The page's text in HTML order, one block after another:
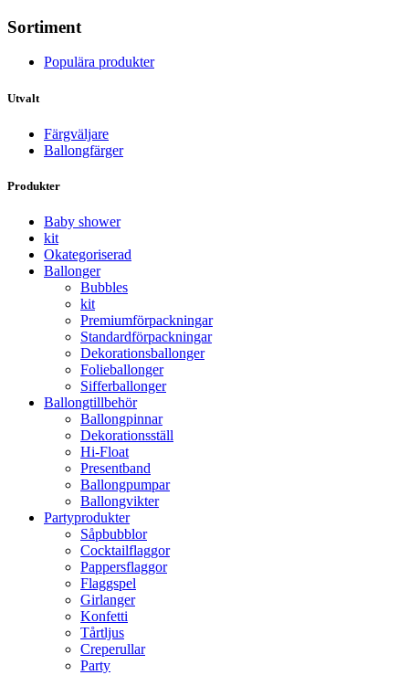
Sortiment
Populära produkter
Utvalt
Färgväljare
Ballongfärger
Produkter
Baby shower
kit
Okategoriserad
Ballonger
Bubbles
kit
Premium­förpackningar
Standard­­förpackningar
Dekorations­ballonger
Folie­­­ballonger
Siffer­­ballonger
Ballong­tillbehör
Ballongpinnar
Dekorationsställ
Hi-Float
Presentband
Ballongpumpar
Ballong­vikter
Party­­produkter
Såpbubblor
Cocktail­flaggor
Pappers­flaggor
Flaggspel
Girlanger
Konfetti
Tårtljus
Creperullar
Party